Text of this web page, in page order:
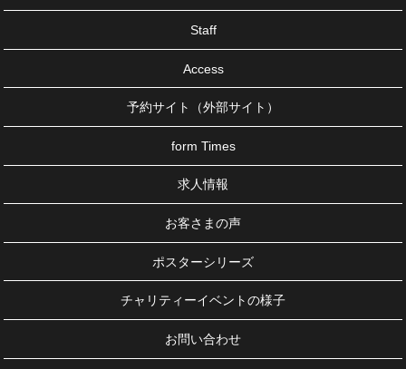
Staff
Access
予約サイト（外部サイト）
form Times
求人情報
お客さまの声
ポスターシリーズ
チャリティーイベントの様子
お問い合わせ